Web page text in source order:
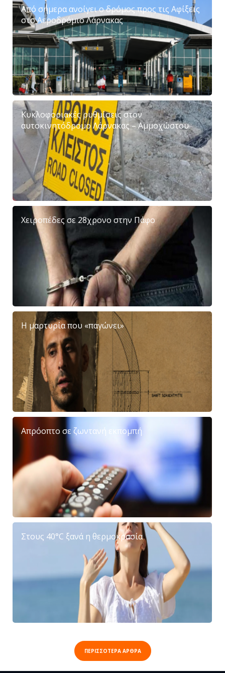
Από σήμερα ανοίγει ο δρόμος προς τις Αφίξεις
στο Αεροδρόμιο Λάρνακας
Κυκλοφοριακές ρυθμίσεις στον
αυτοκινητόδρομο Λάρνακας – Αμμοχώστου
Χειροπέδες σε 28χρονο στην Πάφο
Η μαρτυρία που «παγώνει»
Απρόοπτο σε ζωντανή εκπομπή
Στους 40°C ξανά η θερμοκρασία
ΠΕΡΙΣΣΟΤΕΡΑ ΑΡΘΡΑ